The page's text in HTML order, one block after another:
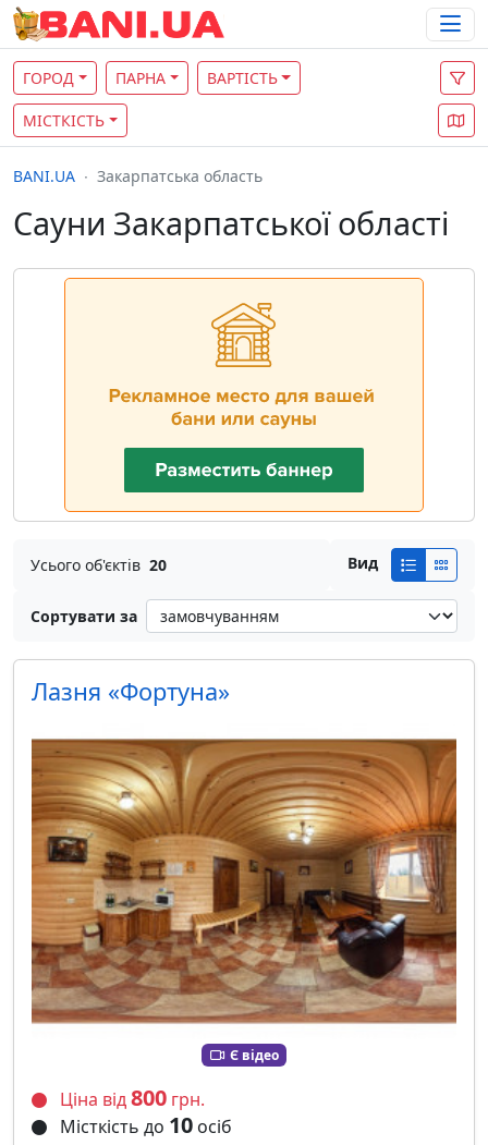
ГОРОД ПАРНА ВАРТІСТЬ
МІСТКІСТЬ
BANI.UA Закарпатська область
Сауни Закарпатської області
Усього об'єктів 20 Вид
Сортувати за
Є відео
Лазня «Фортуна»
Ціна від800 грн.
Місткість до 10 осіб